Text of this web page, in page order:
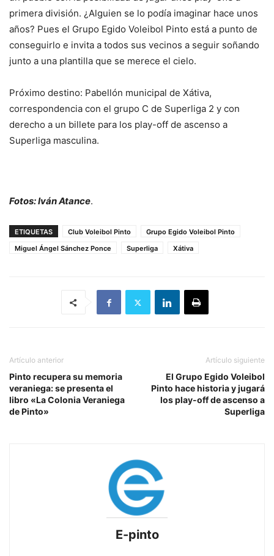
primera división. ¿Alguien se lo podía imaginar hace unos
años? Pues el Grupo Egido Voleibol Pinto está a punto de
conseguirlo e invita a todos sus vecinos a seguir soñando
junto a una plantilla que se merece el cielo.
Próximo destino: Pabellón municipal de Xátiva,
correspondencia con el grupo C de Superliga 2 y con
derecho a un billete para los play-off de ascenso a
Superliga masculina.
Fotos: Iván Atance.
ETIQUETAS Club Voleibol Pinto
Grupo Egido Voleibol Pinto
Miguel Ángel Sánchez Ponce
Superliga Xátiva
Artículo anterior
Pinto recupera su memoria
veraniega: se presenta el
libro «La Colonia Veraniega
de Pinto»
Artículo siguiente
El Grupo Egido Voleibol
Pinto hace historia y jugará
los play-off de ascenso a
Superliga
E-pinto